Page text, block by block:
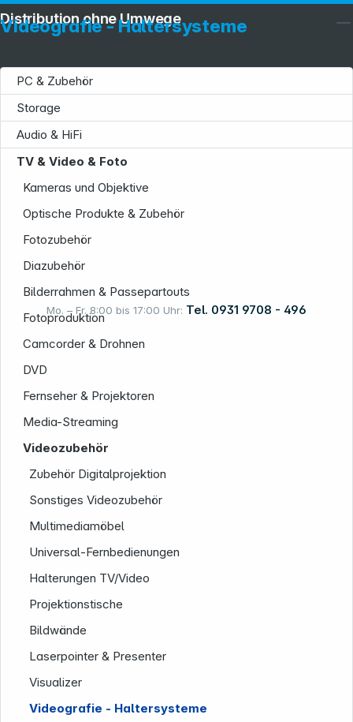
Mo. – Fr. 8:00 bis 17:00 Uhr: Tel. 0931 9708 - 496
Videografie - Haltersysteme
PC & Zubehör
Storage
Audio & HiFi
TV & Video & Foto
Kameras und Objektive
Optische Produkte & Zubehör
Fotozubehör
Diazubehör
Bilderrahmen & Passepartouts
Fotoproduktion
Camcorder & Drohnen
DVD
Fernseher & Projektoren
Media-Streaming
Videozubehör
Zubehör Digitalprojektion
Sonstiges Videozubehör
Multimediamöbel
Universal-Fernbedienungen
Halterungen TV/Video
Projektionstische
Bildwände
Laserpointer & Presenter
Visualizer
Videografie - Haltersysteme
Distribution ohne Umwege
Service
Rechtliches
Folgen Sie uns auf